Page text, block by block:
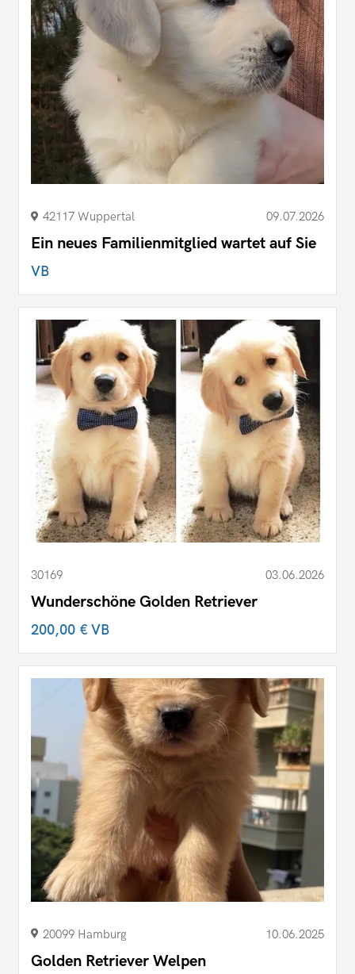
42117 Wuppertal 09.07.2026
Ein neues Familienmitglied wartet auf Sie
VB
30169 03.06.2026
Wunderschöne Golden Retriever
200,00 €VB
20099 Hamburg 10.06.2025
Golden Retriever Welpen